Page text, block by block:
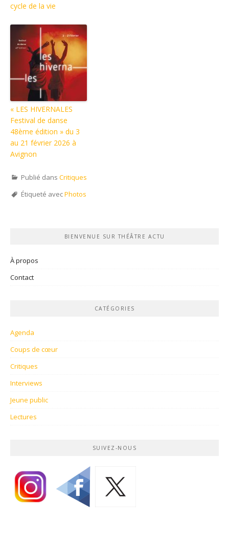
cycle de la vie
« LES HIVERNALES
Festival de danse
48ème édition » du 3
au 21 février 2026 à
Avignon
Publié dans Critiques
Étiqueté avecPhotos
BIENVENUE SUR THÉÂTRE ACTU
À propos
Contact
CATÉGORIES
Agenda
Coups de cœur
Critiques
Interviews
Jeune public
Lectures
SUIVEZ-NOUS